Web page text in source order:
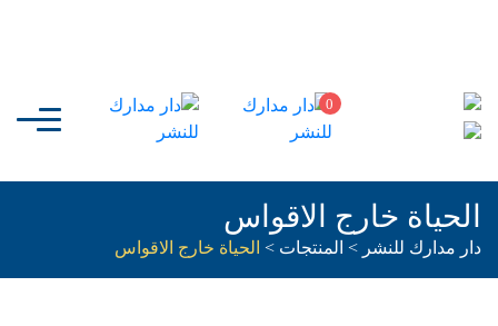
0
الحياة خارج الاقواس
دار مدارك للنشر > المنتجات > الحياة خارج الاقواس